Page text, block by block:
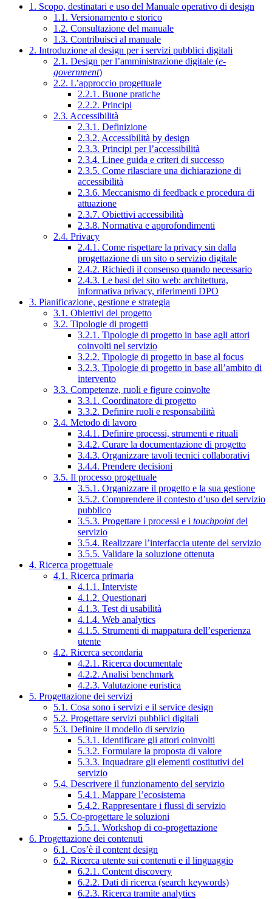
1. Scopo, destinatari e uso del Manuale operativo di design
1.1. Versionamento e storico
1.2. Consultazione del manuale
1.3. Contribuisci al manuale
2. Introduzione al design per i servizi pubblici digitali
2.1. Design per l’amministrazione digitale (e-
government)
2.2. L’approccio progettuale
2.2.1. Buone pratiche
2.2.2. Principi
2.3. Accessibilità
2.3.1. Definizione
2.3.2. Accessibilità by design
2.3.3. Principi per l’accessibilità
2.3.4. Linee guida e criteri di successo
2.3.5. Come rilasciare una dichiarazione di
accessibilità
2.3.6. Meccanismo di feedback e procedura di
attuazione
2.3.7. Obiettivi accessibilità
2.3.8. Normativa e approfondimenti
2.4. Privacy
2.4.1. Come rispettare la privacy sin dalla
progettazione di un sito o servizio digitale
2.4.2. Richiedi il consenso quando necessario
2.4.3. Le basi del sito web: architettura,
informativa privacy, riferimenti DPO
3. Pianificazione, gestione e strategia
3.1. Obiettivi del progetto
3.2. Tipologie di progetti
3.2.1. Tipologie di progetto in base agli attori
coinvolti nel servizio
3.2.2. Tipologie di progetto in base al focus
3.2.3. Tipologie di progetto in base all’ambito di
intervento
3.3. Competenze, ruoli e figure coinvolte
3.3.1. Coordinatore di progetto
3.3.2. Definire ruoli e responsabilità
3.4. Metodo di lavoro
3.4.1. Definire processi, strumenti e rituali
3.4.2. Curare la documentazione di progetto
3.4.3. Organizzare tavoli tecnici collaborativi
3.4.4. Prendere decisioni
3.5. Il processo progettuale
3.5.1. Organizzare il progetto e la sua gestione
3.5.2. Comprendere il contesto d’uso del servizio
pubblico
3.5.3. Progettare i processi e i touchpointdel
servizio
3.5.4. Realizzare l’interfaccia utente del servizio
3.5.5. Validare la soluzione ottenuta
4. Ricerca progettuale
4.1. Ricerca primaria
4.1.1. Interviste
4.1.2. Questionari
4.1.3. Test di usabilità
4.1.4. Web analytics
4.1.5. Strumenti di mappatura dell’esperienza
utente
4.2. Ricerca secondaria
4.2.1. Ricerca documentale
4.2.2. Analisi benchmark
4.2.3. Valutazione euristica
5. Progettazione dei servizi
5.1. Cosa sono i servizi e il service design
5.2. Progettare servizi pubblici digitali
5.3. Definire il modello di servizio
5.3.1. Identificare gli attori coinvolti
5.3.2. Formulare la proposta di valore
5.3.3. Inquadrare gli elementi costitutivi del
servizio
5.4. Descrivere il funzionamento del servizio
5.4.1. Mappare l’ecosistema
5.4.2. Rappresentare i flussi di servizio
5.5. Co-progettare le soluzioni
5.5.1. Workshop di co-progettazione
6. Progettazione dei contenuti
6.1. Cos’è il content design
6.2. Ricerca utente sui contenuti e il linguaggio
6.2.1. Content discovery
6.2.2. Dati di ricerca (search keywords)
6.2.3. Ricerca tramite analytics